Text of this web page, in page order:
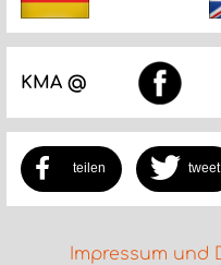
teilen tweet
KMA @
Impressum und